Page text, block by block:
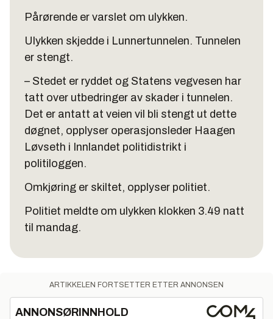
Pårørende er varslet om ulykken.
Ulykken skjedde i Lunnertunnelen. Tunnelen
er stengt.
– Stedet er ryddet og Statens vegvesen har
tatt over utbedringer av skader i tunnelen.
Det er antatt at veien vil bli stengt ut dette
døgnet, opplyser operasjonsleder Haagen
Løvseth i Innlandet politidistrikt i
politiloggen.
Omkjøring er skiltet, opplyser politiet.
Politiet meldte om ulykken klokken 3.49 natt
til mandag.
ARTIKKELEN FORTSETTER ETTER ANNONSEN
ANNONSØRINNHOLD